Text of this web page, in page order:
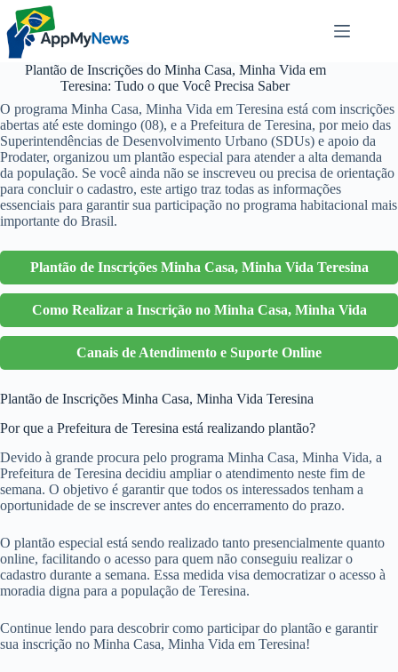
Pular
para
conteúdo
Plantão de Inscrições do Minha Casa, Minha Vida em
Teresina: Tudo o que Você Precisa Saber
O programa Minha Casa, Minha Vida em Teresina está com inscrições
abertas até este domingo (08), e a Prefeitura de Teresina, por meio das
Superintendências de Desenvolvimento Urbano (SDUs) e apoio da
Prodater, organizou um plantão especial para atender a alta demanda
da população. Se você ainda não se inscreveu ou precisa de orientação
para concluir o cadastro, este artigo traz todas as informações
essenciais para garantir sua participação no programa habitacional mais
importante do Brasil.
Plantão de Inscrições Minha Casa, Minha Vida Teresina
Como Realizar a Inscrição no Minha Casa, Minha Vida
Canais de Atendimento e Suporte Online
Plantão de Inscrições Minha Casa, Minha Vida Teresina
Por que a Prefeitura de Teresina está realizando plantão?
Devido à grande procura pelo programa Minha Casa, Minha Vida, a
Prefeitura de Teresina decidiu ampliar o atendimento neste fim de
semana. O objetivo é garantir que todos os interessados tenham a
oportunidade de se inscrever antes do encerramento do prazo.
O plantão especial está sendo realizado tanto presencialmente quanto
online, facilitando o acesso para quem não conseguiu realizar o
cadastro durante a semana. Essa medida visa democratizar o acesso à
moradia digna para a população de Teresina.
Continue lendo para descobrir como participar do plantão e garantir
sua inscrição no Minha Casa, Minha Vida em Teresina!